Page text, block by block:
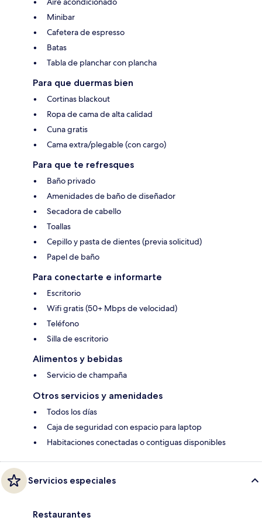
Minibar
Cafetera de espresso
Batas
Tabla de planchar con plancha
Para que duermas bien
Cortinas blackout
Ropa de cama de alta calidad
Cuna gratis
Cama extra/plegable (con cargo)
Para que te refresques
Baño privado
Amenidades de baño de diseñador
Secadora de cabello
Toallas
Cepillo y pasta de dientes (previa solicitud)
Papel de baño
Para conectarte e informarte
Escritorio
Wifi gratis (50+ Mbps de velocidad)
Teléfono
Silla de escritorio
Alimentos y bebidas
Servicio de champaña
Otros servicios y amenidades
Todos los días
Caja de seguridad con espacio para laptop
Habitaciones conectadas o contiguas disponibles
Servicios especiales
Restaurantes